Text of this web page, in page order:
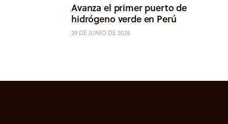
Avanza el primer puerto de
hidrógeno verde en Perú
29 DE JUNIO DE 2026